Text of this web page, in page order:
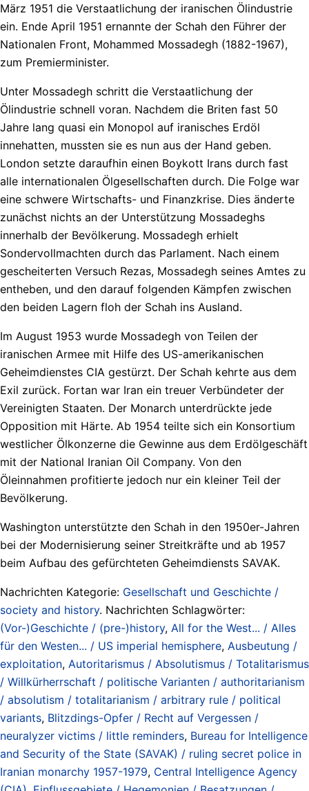
März 1951 die Verstaatlichung der iranischen Ölindustrie
ein. Ende April 1951 ernannte der Schah den Führer der
Nationalen Front, Mohammed Mossadegh (1882-1967),
zum Premierminister.
Unter Mossadegh schritt die Verstaatlichung der
Ölindustrie schnell voran. Nachdem die Briten fast 50
Jahre lang quasi ein Monopol auf iranisches Erdöl
innehatten, mussten sie es nun aus der Hand geben.
London setzte daraufhin einen Boykott Irans durch fast
alle internationalen Ölgesellschaften durch. Die Folge war
eine schwere Wirtschafts- und Finanzkrise. Dies änderte
zunächst nichts an der Unterstützung Mossadeghs
innerhalb der Bevölkerung. Mossadegh erhielt
Sondervollmachten durch das Parlament. Nach einem
gescheiterten Versuch Rezas, Mossadegh seines Amtes zu
entheben, und den darauf folgenden Kämpfen zwischen
den beiden Lagern floh der Schah ins Ausland.
Im August 1953 wurde Mossadegh von Teilen der
iranischen Armee mit Hilfe des US-amerikanischen
Geheimdienstes CIA gestürzt. Der Schah kehrte aus dem
Exil zurück. Fortan war Iran ein treuer Verbündeter der
Vereinigten Staaten. Der Monarch unterdrückte jede
Opposition mit Härte. Ab 1954 teilte sich ein Konsortium
westlicher Ölkonzerne die Gewinne aus dem Erdölgeschäft
mit der National Iranian Oil Company. Von den
Öleinnahmen profitierte jedoch nur ein kleiner Teil der
Bevölkerung.
Washington unterstützte den Schah in den 1950er-Jahren
bei der Modernisierung seiner Streitkräfte und ab 1957
beim Aufbau des gefürchteten Geheimdiensts SAVAK.
Nachrichten Kategorie: Gesellschaft und Geschichte /
society and history. Nachrichten Schlagwörter:
(Vor-)Geschichte / (pre-)history, All for the West... / Alles
für den Westen... / US imperial hemisphere, Ausbeutung /
exploitation, Autoritarismus / Absolutismus / Totalitarismus
/ Willkürherrschaft / politische Varianten / authoritarianism
/ absolutism / totalitarianism / arbitrary rule / political
variants, Blitzdings-Opfer / Recht auf Vergessen /
neuralyzer victims / little reminders, Bureau for Intelligence
and Security of the State (SAVAK) / ruling secret police in
Iranian monarchy 1957-1979, Central Intelligence Agency